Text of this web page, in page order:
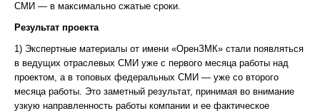
СМИ — в максимально сжатые сроки.
Результат проекта
1) Экспертные материалы от имени «ОренЗМК» стали появляться
в ведущих отраслевых СМИ уже с первого месяца работы над
проектом, а в топовых федеральных СМИ — уже со второго
месяца работы. Это заметный результат, принимая во внимание
узкую направленность работы компании и ее фактическое